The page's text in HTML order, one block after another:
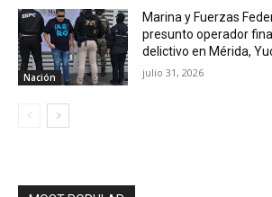
Nación
Marina y Fuerzas
presunto operador
delictivo en Mérida,
julio 31, 2026